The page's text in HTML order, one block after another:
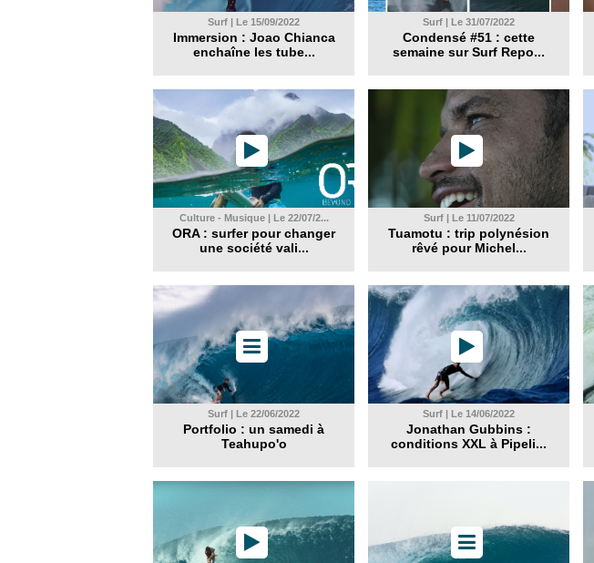
Surf | Le 15/09/2022
Immersion : Joao Chianca
enchaîne les tube...
Surf | Le 31/07/2022
Condensé #51 : cette
semaine sur Surf Repo...
Culture - Musique | Le 22/07/2...
ORA : surfer pour changer
une société vali...
Surf | Le 11/07/2022
Tuamotu : trip polynésion
rêvé pour Michel...
Surf | Le 22/06/2022
Portfolio : un samedi à
Teahupo'o
Surf | Le 14/06/2022
Jonathan Gubbins :
conditions XXL à Pipeli...